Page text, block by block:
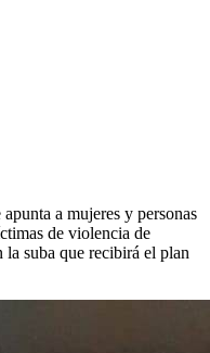
a mujeres y personas
de violencia de
la suba que recibirá el plan